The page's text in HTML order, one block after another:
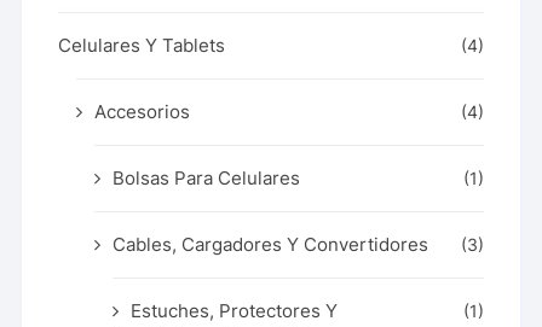
Celulares Y Tablets (4)
Accesorios (4)
Bolsas Para Celulares (1)
Cables, Cargadores Y Convertidores (3)
Estuches, Protectores Y
(1)